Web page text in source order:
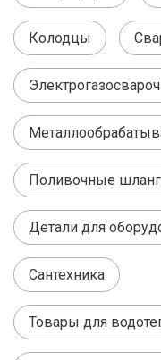
Колодцы
Поливочные
Детали для
Сантехника
Товары для